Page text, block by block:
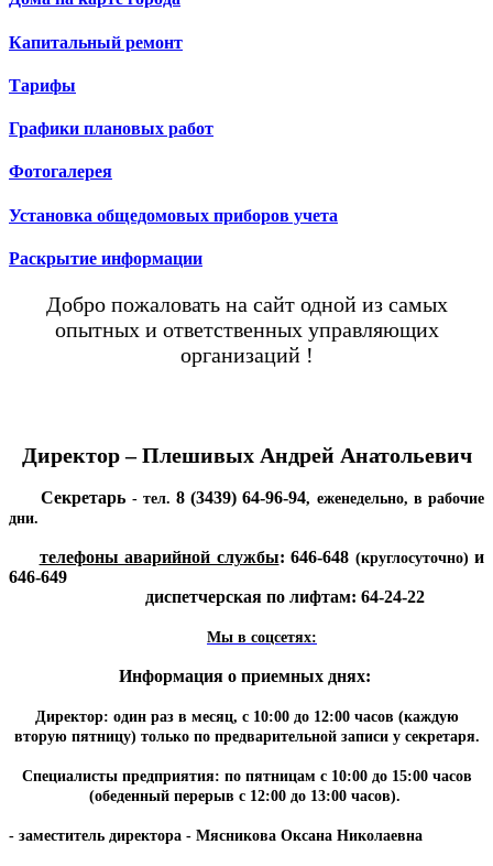
Капитальный ремонт
Тарифы
Графики плановых работ
Фотогалерея
Установка общедомовых приборов учета
Раскрытие информации
Добро пожаловать на сайт одной из самых
опытных и ответственных управляющих
организаций !
Директор – Плешивых Андрей Анатольевич
Секретарь - тел.8 (3439) 64-96-94, еженедельно, в рабочие
дни.
телефоны аварийной службы: 646-648 (круглосуточно) и
646-649
диспетчерская по лифтам: 64-24-22
Мы в соцсетях:
Информация о приемных днях:
Директор: один раз в месяц, с 10:00 до 12:00 часов (каждую
вторую пятницу) только по предварительной записи у секретаря.
Специалисты предприятия: по пятницам с 10:00 до 15:00 часов
(обеденный перерыв с 12:00 до 13:00 часов).
- заместитель директора - Мясникова Оксана Николаевна